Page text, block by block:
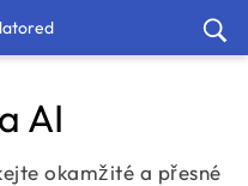
AI
okamžité a přesné